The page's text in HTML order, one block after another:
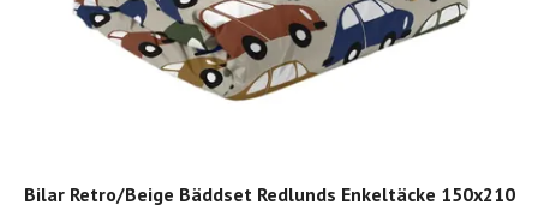
Bilar Retro/Beige Bäddset Redlunds Enkeltäcke 150x210